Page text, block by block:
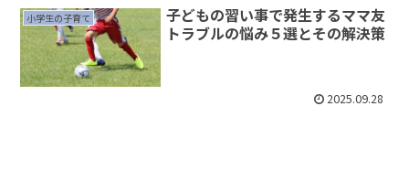
小学生の子育て
子どもの習い事で発生するママ友
トラブルの悩み５選とその解決策
2025.09.28